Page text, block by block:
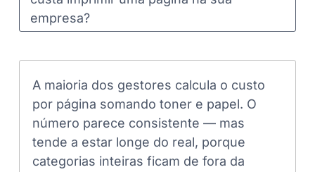
empresa?
A maioria dos gestores calcula o custo
por página somando toner e papel. O
número parece consistente — mas
tende a estar longe do real, porque
categorias inteiras ficam de fora da